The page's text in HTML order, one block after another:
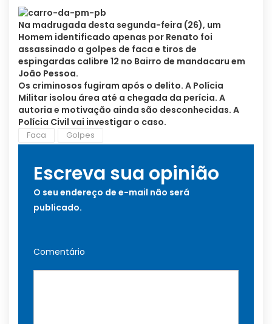
Na madrugada desta segunda-feira (26), um
Homem identificado apenas por Renato foi
assassinado a golpes de faca e tiros de
espingardas calibre 12 no Bairro de mandacaru em
João Pessoa.
Os criminosos fugiram após o delito. A Polícia
Militar isolou área até a chegada da perícia. A
autoria e motivação ainda são desconhecidas. A
Polícia Civil vai investigar o caso.
Faca Golpes
Escreva sua opinião
O seu endereço de e-mail não será
publicado.
Comentário